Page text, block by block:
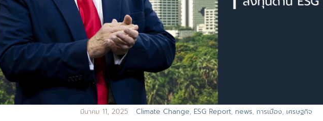
มีนาคม 11, 2025 Climate Change, ESG Report, news, การเมือง, เศรษฐกิจ